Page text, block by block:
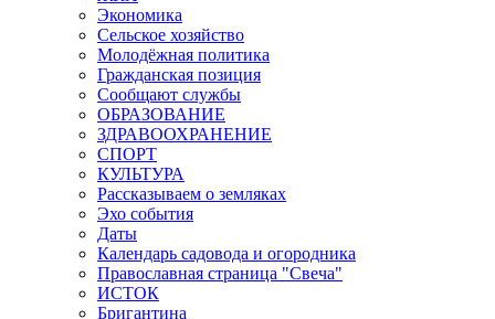
Экономика
Сельское хозяйство
Молодёжная политика
Гражданская позиция
Сообщают службы
ОБРАЗОВАНИЕ
ЗДРАВООХРАНЕНИЕ
СПОРТ
КУЛЬТУРА
Рассказываем о земляках
Эхо события
Даты
Календарь садовода и огородника
Православная страница "Свеча"
ИСТОК
Бригантина